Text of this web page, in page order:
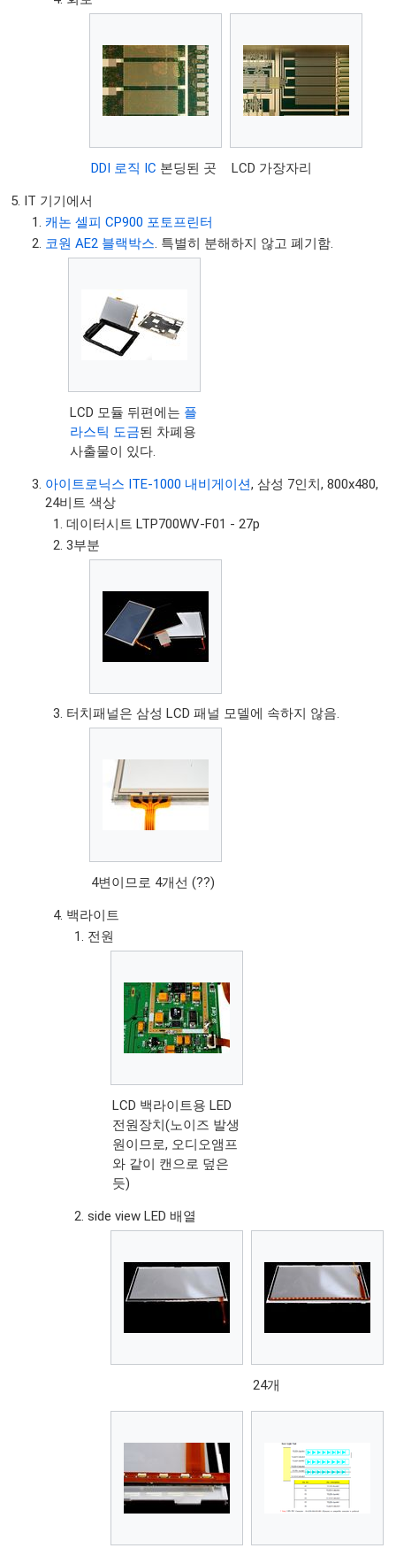
DDI 로직 IC 본딩된 곳 LCD 가장자리
IT 기기에서
캐논 셀피 CP900 포토프린터
코원 AE2 블랙박스 . 특별히 분해하지 않고 폐기함.
LCD 모듈 뒤편에는 플
라스틱 도금된 차폐용
사출물이 있다.
아이트로닉스 ITE-1000 내비게이션, 삼성 7인치, 800x480,
24비트 색상
데이터시트 LTP700WV-F01 - 27p
3부분
터치패널은 삼성 LCD 패널 모델에 속하지 않음.
4변이므로 4개선 (??)
백라이트
전원
LCD 백라이트용 LED
전원장치(노이즈 발생
원이므로, 오디오앰프
와 같이 캔으로 덮은
듯)
side view LED 배열
24개